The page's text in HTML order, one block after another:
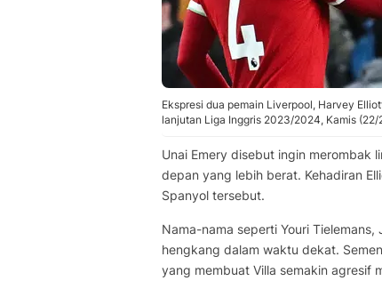
Ekspresi dua pemain Liverpool, Harvey
lanjutan Liga Inggris 2023/2024, Kamis (22/
Unai Emery disebut ingin merombak
depan yang lebih berat. Kehadiran
Spanyol tersebut.
Nama-nama seperti Youri
hengkang dalam waktu dekat.
yang membuat Villa semakin agresif